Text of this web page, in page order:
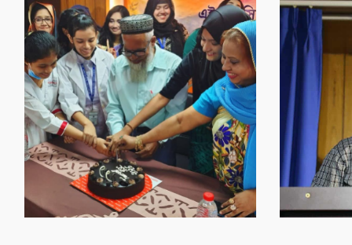
নবীনবরণ - ২০২৫